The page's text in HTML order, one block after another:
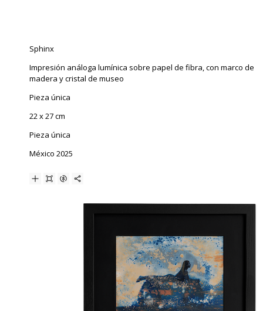
Sphinx
Impresión análoga lumínica sobre papel de fibra, con marco de
madera y cristal de museo
Pieza única
22 x 27 cm
Pieza única
México 2025